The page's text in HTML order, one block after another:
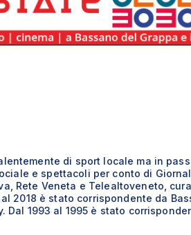
di sport locale ma in
e spettacoli per conto di
Rete Veneta e Telealtoveneto,
2018 è stato corrispondente da
1993 al 1995 è stato